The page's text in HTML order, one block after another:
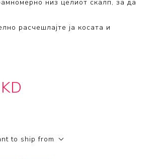
низ целиот скалп, за да
расчешлајте ја косата и
to ship from